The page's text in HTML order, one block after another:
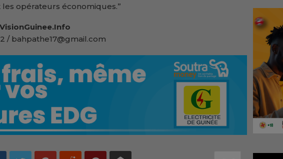
opérateurs économiques.’’
/ bahpathe17@gmail.com